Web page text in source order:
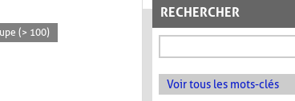
RECHERCHER
Voir tous les mots-clés
(> 100)